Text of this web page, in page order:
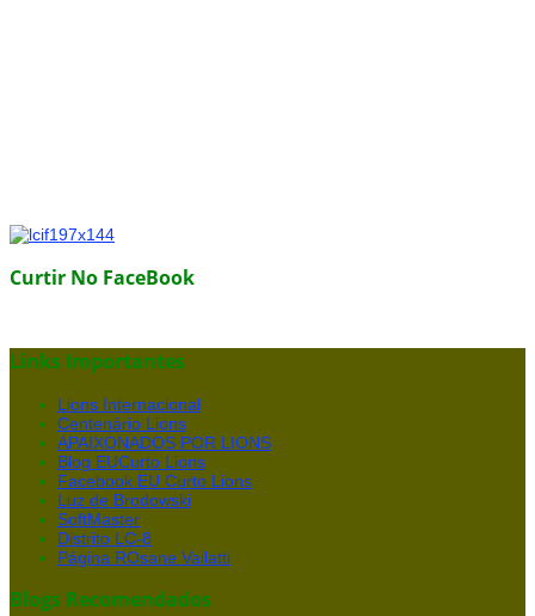
Curtir No FaceBook
Links Importantes
Lions Internacional
Centenário Lions
APAIXONADOS POR LIONS
Blog EUCurto Lions
Facebook EU Curto Lions
Luz de Brodowski
SoftMaster
Distrito LC-8
Página ROsane Vailatti
Blogs Recomendados